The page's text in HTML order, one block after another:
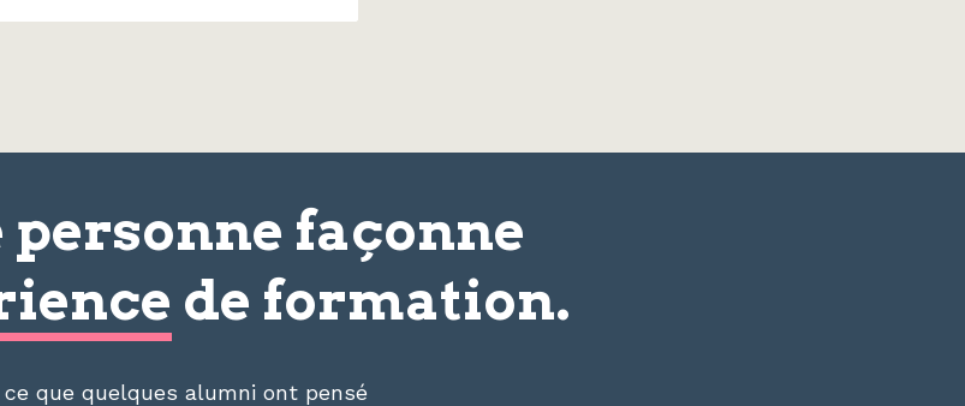
personne façonne
de formation.
ce que quelques alumni ont pensé